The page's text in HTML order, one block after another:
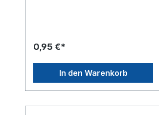
0,95 €*
In den Warenkorb